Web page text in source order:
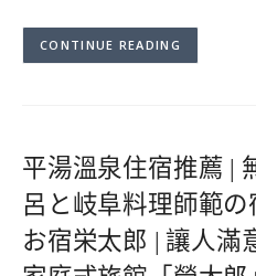
CONTINUE READING
平湯溫泉住宿推薦 |
呂と岐阜料理師範
お宿栄太郎 | 讓人滿